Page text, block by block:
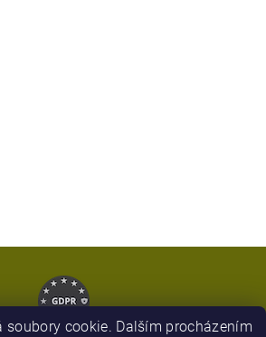
soubory cookie. Dalším procházením